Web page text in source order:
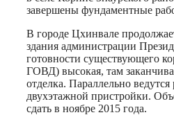
завершены фундаментные
В городе Цхинвале
здания администрации
готовности существующего
ГОВД) высокая, там
отделка. Параллельно
двухэтажной пристройки.
сдать в ноябре 2015 года.